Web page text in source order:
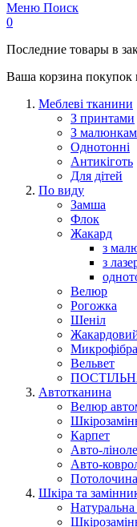
Меню Поиск
0
Последние товары в
Ваша корзина покупок
Меблеві тканини
З принтами
З
Однотонні
Антикіготь
Для дітей
По виду
Замша
Флок
Жакард
з
з
Велюр
Рогожка
Шеніл
Микрофібра
Вельвет
Автотканина
Велюр
Карпет
Авто-
Авто-
Потолочина
Шкіра та
Натуральна